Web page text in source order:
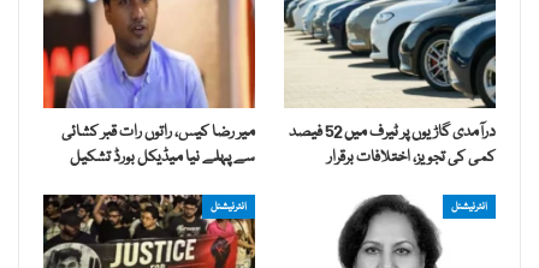
درآمدی گاڑیوں پر ٹیرف میں 52 فیصد
کمی کی تجویز، اختلافات برقرار
میر رضا کیس، راتوں رات قبر کشائی
سے پہلے نیا میڈیکل بورڈ تشکیل
انٹرنیشنل انٹرنیشنل